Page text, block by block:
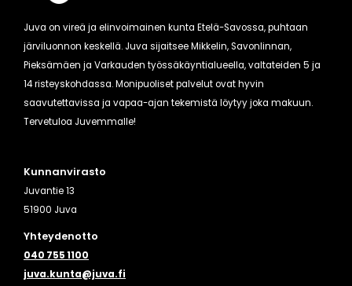
Juva on vireä ja elinvoimainen kunta Etelä-Savossa, puhtaan
järviluonnon keskellä. Juva sijaitsee Mikkelin, Savonlinnan,
Pieksämäen ja Varkauden työssäkäyntialueella, valtateiden 5 ja
14 risteyskohdassa. Monipuoliset palvelut ovat hyvin
saavutettavissa ja vapaa-ajan tekemistä löytyy joka makuun.
Tervetuloa Juvemmalle!
Kunnanvirasto
Juvantie 13
51900 Juva
Yhteydenotto
040 755 1100
juva.kunta@juva.fi